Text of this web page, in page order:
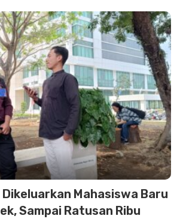
Mahasiswa Baru
Sampai Ratusan Ribu